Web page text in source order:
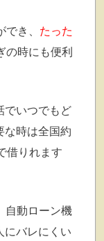
き、 たった
の時にも便利
でいつでもど
な時は全国約
借りれます
自動ローン機
にバレにくい